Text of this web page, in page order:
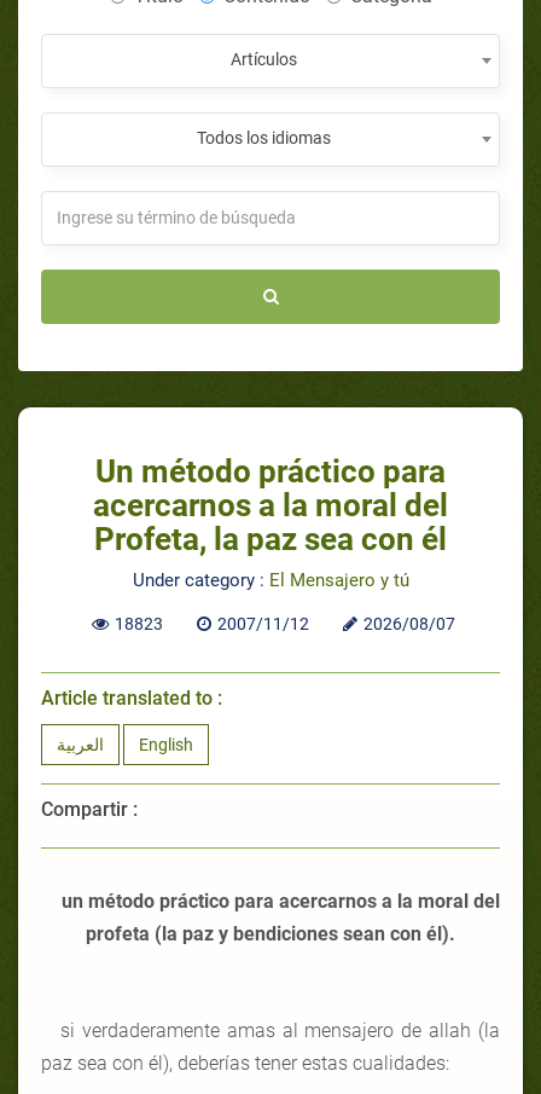
Artículos
Todos los idiomas
Un método práctico para
acercarnos a la moral del
Profeta, la paz sea con él
Under category : El Mensajero y tú
18823 2007/11/12 2026/08/07
Article translated to :
العربية English
Compartir :
un método práctico para acercarnos a la moral del
profeta (la paz y bendiciones sean con él).
si verdaderamente amas al mensajero de allah (la
paz sea con él), deberías tener estas cualidades: